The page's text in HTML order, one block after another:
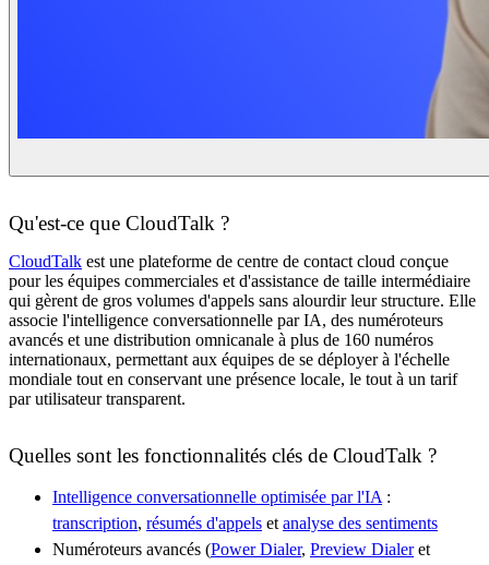
Qu'est-ce que CloudTalk ?
CloudTalk est une plateforme de centre de contact cloud conçue
pour les équipes commerciales et d'assistance de taille intermédiaire
qui gèrent de gros volumes d'appels sans alourdir leur structure. Elle
associe l'intelligence conversationnelle par IA, des numéroteurs
avancés et une distribution omnicanale à plus de 160 numéros
internationaux, permettant aux équipes de se déployer à l'échelle
mondiale tout en conservant une présence locale, le tout à un tarif
par utilisateur transparent.
Quelles sont les fonctionnalités clés de CloudTalk ?
Intelligence conversationnelle optimisée par l'IA:
transcription, résumés d'appels etanalyse des sentiments
Numéroteurs avancés (Power Dialer, Preview Dialeret